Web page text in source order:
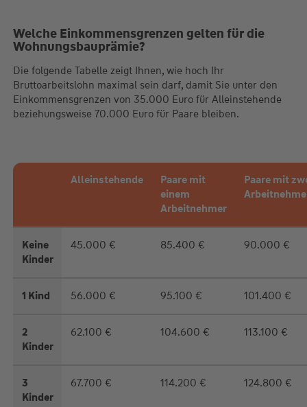
Welche Einkommensgrenzen gelten für die
Wohnungsbauprämie?
Die folgende Tabelle zeigt Ihnen, wie hoch Ihr
Bruttoarbeitslohn maximal sein darf, damit Sie unter den
Einkommensgrenzen von 35.000 Euro für Alleinstehende
beziehungsweise 70.000 Euro für Paare bleiben.
Alleinstehende
Paare mit
einem
Arbeitnehmer
Paare mit
Keine
Kinder
45.000 € 85.400 € 90.000 €
1 Kind 56.000 € 95.100 € 101.400 €
2
Kinder
62.100 € 104.600 € 113.100 €
3
Kinder
67.700 € 114.200 € 124.800 €